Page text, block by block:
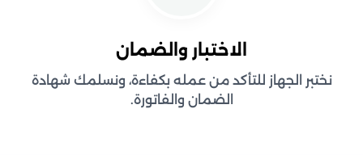
الاختبار والضمان
نختبر الجهاز للتأكد من عمله بكفاءة، ونسلمك شهادة
الضمان والفاتورة.